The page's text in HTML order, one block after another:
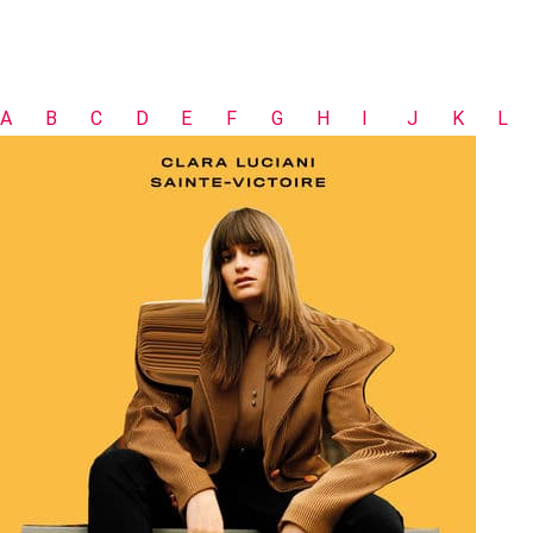
A B C D E F G H I J K L